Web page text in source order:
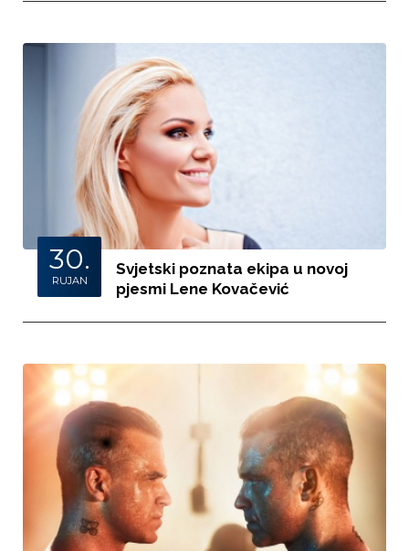
30.
RUJAN
Svjetski poznata ekipa u novoj
pjesmi Lene Kovačević